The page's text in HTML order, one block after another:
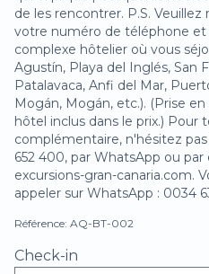
de les rencontrer. P.S.
votre numéro de téléphone
complexe hôtelier où vous
Agustín, Playa del Inglés, San
Patalavaca, Anfi del Mar,
Mogán, Mogán, etc.). (Prise
hôtel inclus dans le prix.) Pour
complémentaire, n'hésitez
652 400, par WhatsApp ou
excursions-gran-canaria.com.
appeler sur WhatsApp : 0034
Référence: AQ-BT-002
Check-in